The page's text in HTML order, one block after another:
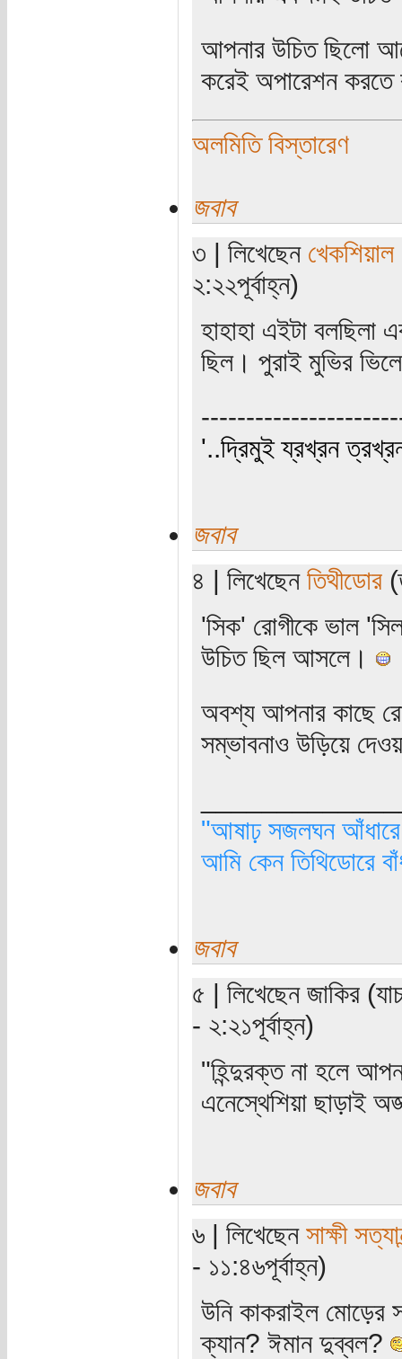
আপনার উচিত ছিলো
করেই অপারেশন
অলমিতি বিস্তারেণ
জবাব
৩ | লিখেছেন খেকশিয়াল
২:২২পূর্বাহ্ন)
হাহাহা এইটা বলছিলা
ছিল। পুরাই মুভির
'..দ্রিমুই য্রখ্রন
জবাব
৪ | লিখেছেন তিথীডোর
'সিক' রোগীকে ভাল
উচিত ছিল আসলে।
অবশ্য আপনার কাছে
সম্ভাবনাও উড়িয়ে
"আষাঢ় সজলঘন আঁধারে,
আমি কেন তিথিডোরে
জবাব
৫ | লিখেছেন জাকির
- ২:২১পূর্বাহ্ন)
"হিন্দুরক্ত না হলে
এনেস্থেশিয়া ছাড়াই
জবাব
৬ | লিখেছেন সাক্ষী
- ১১:৪৬পূর্বাহ্ন)
উনি কাকরাইল মোড়ের
ক্যান? ঈমান দুব্বল?